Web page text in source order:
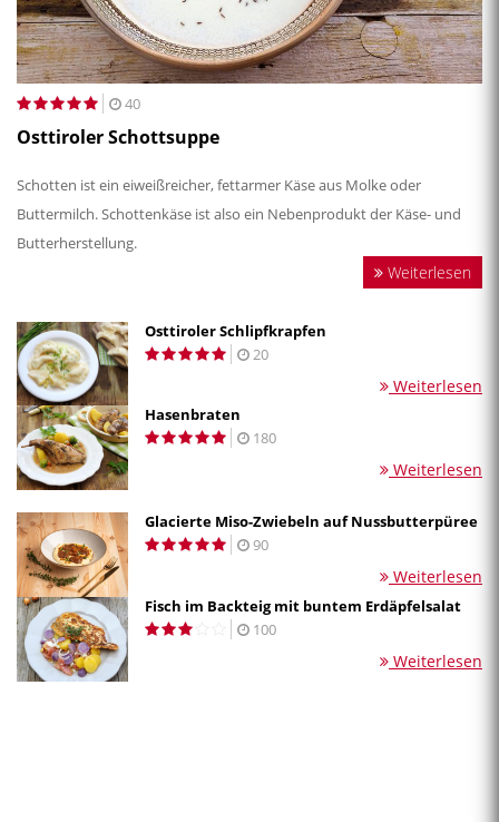
40
Osttiroler Schottsuppe
Schotten ist ein eiweißreicher, fettarmer Käse aus Molke oder
Buttermilch. Schottenkäse ist also ein Nebenprodukt der Käse- und
Butterherstellung.
Weiterlesen
Osttiroler Schlipfkrapfen
20
Weiterlesen
Hasenbraten
180
Weiterlesen
Glacierte Miso-Zwiebeln auf Nussbutterpüree
90
Weiterlesen
Fisch im Backteig mit buntem Erdäpfelsalat
100
Weiterlesen